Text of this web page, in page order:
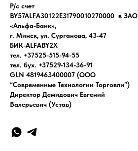
Р/с счет
BY57ALFA30122E31790010270000 в ЗАО
«Альфа-Банк»,
г. Минск, ул. Сурганова, 43-47
БИК-ALFABY2X
тел. +37525-515-94-55
тел. бух. +37529-134-36-91
GLN 4819463400007 (ООО
“Современные Технологии Торговли”)
Директор Демидович Евгений
Валерьевич (Устав)